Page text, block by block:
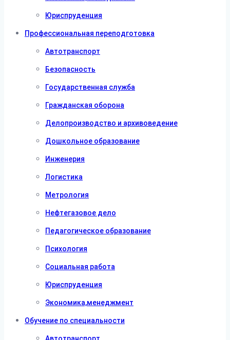
Юриспруденция
Профессиональная переподготовка
Автотранспорт
Безопасность
Государственная служба
Гражданская оборона
Делопроизводство и архивоведение
Дошкольное образование
Инженерия
Логистика
Метрология
Нефтегазовое дело
Педагогическое образование
Психология
Социальная работа
Юриспруденция
Экономика,менеджмент
Обучение по специальности